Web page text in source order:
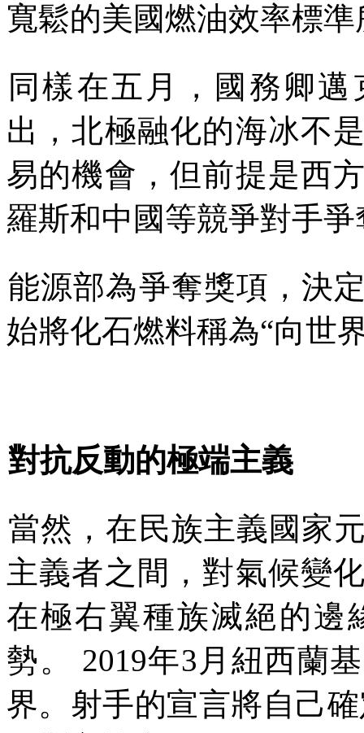
寬鬆的美國燃油效率標
同樣在五月，國務卿邁
出，北極融化的海冰不
易的機會，但前提是西
羅斯和中國等競爭對手
能源部為爭奪獎項，決
始將化石燃料稱為“向世
對抗反動的極端主義
當然，在民族主義國家
主義者之間，對氣候變
在極右翼種族滅絕的邊
勢。
2019年3 月紐西蘭
界。射手的宣言將自己